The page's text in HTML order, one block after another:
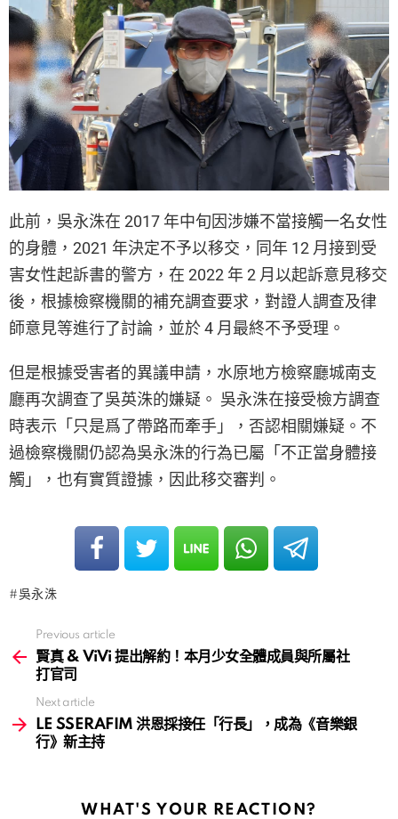
此前，吳永洙在 2017 年中旬因涉嫌不當接觸一名女性
的身體，2021 年決定不予以移交，同年 12 月接到受
害女性起訴書的警方，在 2022 年 2 月以起訴意見移交
後，根據檢察機關的補充調查要求，對證人調查及律
師意見等進行了討論，並於 4 月最終不予受理。
但是根據受害者的異議申請，水原地方檢察廳城南支
廳再次調查了吳英洙的嫌疑。 吳永洙在接受檢方調查
時表示「只是爲了帶路而牽手」，否認相關嫌疑。不
過檢察機關仍認為吳永洙的行為已屬「不正當身體接
觸」，也有實質證據，因此移交審判。
吳永洙
more
Previous article
賢真 & ViVi 提出解約！本月少女全體成員與所屬社
打官司
Next article
LE SSERAFIM 洪恩採接任「行長」，成為《音樂銀
行》新主持
WHAT'S YOUR REACTION?